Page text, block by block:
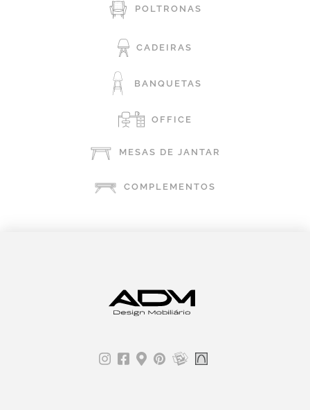
POLTRONAS
CADEIRAS
BANQUETAS
OFFICE
MESAS DE JANTAR
COMPLEMENTOS